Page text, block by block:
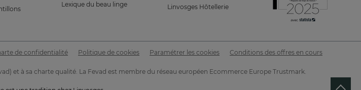
ÉLU 7ÈME MEILLEUR SITE
Lexique du beau linge
Linvosges Hôtellerie
de confidentialité Politique de cookies Paramétrer les cookies Conditions des offres en cours
et à sa charte qualité. La Fevad est membre du réseau européen Ecommerce Europe Trustmark.